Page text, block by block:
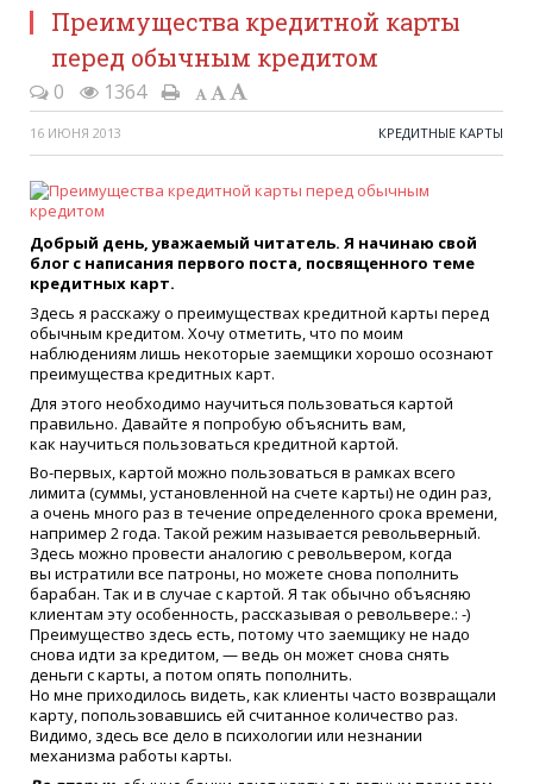
Преимущества кредитной карты
перед обычным кредитом
0 1364
16 ИЮНЯ 2013 КРЕДИТНЫЕ КАРТЫ
Добрый день, уважаемый читатель. Я начинаю свой
блог с написания первого поста, посвященного теме
кредитных карт.
Здесь я расскажу о преимуществах кредитной карты перед
обычным кредитом. Хочу отметить, что по моим
наблюдениям лишь некоторые заемщики хорошо осознают
преимущества кредитных карт.
Для этого необходимо научиться пользоваться картой
правильно. Давайте я попробую объяснить вам,
как научиться пользоваться кредитной картой.
Во-первых, картой можно пользоваться в рамках всего
лимита (суммы, установленной на счете карты) не один раз,
а очень много раз в течение определенного срока времени,
например 2 года. Такой режим называется револьверный.
Здесь можно провести аналогию с револьвером, когда
вы истратили все патроны, но можете снова пополнить
барабан. Так и в случае с картой. Я так обычно объясняю
клиентам эту особенность, рассказывая о револьвере.: -)
Преимущество здесь есть, потому что заемщику не надо
снова идти за кредитом, — ведь он может снова снять
деньги с карты, а потом опять пополнить.
Но мне приходилось видеть, как клиенты часто возвращали
карту, попользовавшись ей считанное количество раз.
Видимо, здесь все дело в психологии или незнании
механизма работы карты.